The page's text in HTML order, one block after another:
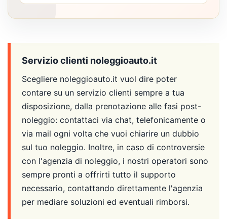
Servizio clienti noleggioauto.it
Scegliere noleggioauto.it vuol dire poter
contare su un servizio clienti sempre a tua
disposizione, dalla prenotazione alle fasi post-
noleggio: contattaci via chat, telefonicamente o
via mail ogni volta che vuoi chiarire un dubbio
sul tuo noleggio. Inoltre, in caso di controversie
con l'agenzia di noleggio, i nostri operatori sono
sempre pronti a offrirti tutto il supporto
necessario, contattando direttamente l'agenzia
per mediare soluzioni ed eventuali rimborsi.